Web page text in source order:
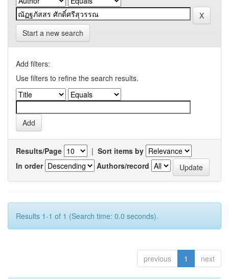
Start a new search
Add filters:
Use filters to refine the search results.
Results/Page | Sort items by
In order
Authors/record
Results 1-1 of 1 (Search time: 0.0 seconds).
previous 1 next